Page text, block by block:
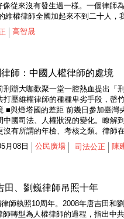
從來沒有發生過一樣。一個律
維權律師全國加起來不到二十人
高智晟
師：中國人權律師的處境
刑辯大咖歡聚一堂一腔熱血提出「
打壓維權律師的種種卑劣手段，罄
■與燈塔國的差距 前幾日參加臺灣
中國司法、人權狀況的變化。瞭解
沒有所謂的年檢、考核之類。律師
月08日
公民廣場 司法公正 陳
、劉巍律師吊照十年
師執照10周年。2008年唐吉田
轉型為人權律師的過程，指出